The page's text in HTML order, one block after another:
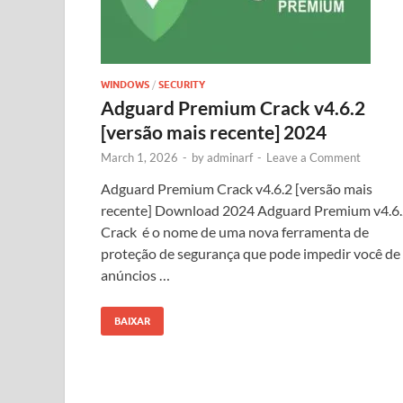
WINDOWS / SECURITY
Adguard Premium Crack v4.6.2
[versão mais recente] 2024
March 1, 2026 - byadminarf - Leave a Comment
Adguard Premium Crack v4.6.2 [versão mais
recente] Download 2024 Adguard Premium
Crack é o nome de uma nova ferramenta de
proteção de segurança que pode impedir você de
anúncios …
BAIXAR